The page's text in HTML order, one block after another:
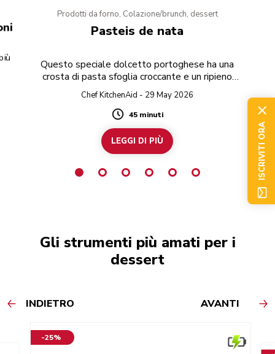
Prodotti da forno, Colazione/brunch, dessert
Pasteis de nata
Questo speciale dolcetto portoghese ha una
crosta di pasta sfoglia croccante e un ripieno
dolce alla crema.
Chef KitchenAid - 29 May 2026
Duration
45 minuti
LEGGI DI PIÙ
Gli strumenti più amati per i
dessert
INDIETRO AVANTI
-25%
ISCRIVITI ORA